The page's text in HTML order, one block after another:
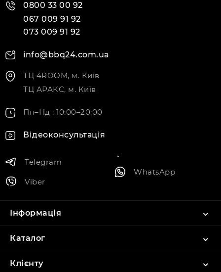
0800 33 00 92
067 009 91 92
073 009 91 92
info@bbq24.com.ua
ТЦ 4ROOM, м. Київ
ТЦ АРАКС, м. Київ
Пн–Нд : 10:00–20:00
Відеоконсультація
Telegram
Viber
WhatsApp
Інформація
Каталог
Клієнту